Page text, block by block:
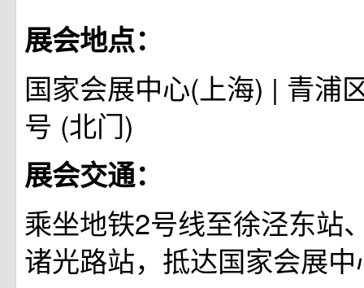
展会地点：
国家会展中心(上海) | 青浦
号 (北门)
展会交通：
乘坐地铁2号线至徐泾东站
诸光路站，抵达国家会展